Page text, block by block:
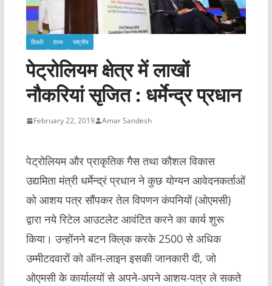
दिल्ली राज्य राष्ट्रीय
पेट्रोलियम क्षेत्र में लाखों
नौकरियां सृजित : धर्मेन्द्र प्रधान
February 22, 2019 Amar Sandesh
पेट्रोलियम और प्राकृतिक गैस तथा कौशल विकास
उद्यमिता मंत्री धर्मेन्द्रं प्रधान ने कुछ योग्यन आवेदनकर्ताओं
को आशय पत्र सौंपकर तेल विपणन कंपनियों (ओएमसी)
द्वारा नये रिटेल आउटलेट आवंटित करने का कार्य शुरू
किया। उन्होंनने बटन क्लि्क करके 2500 से अधिक
उम्मीटदवारों को ऑन-लाइन इसकी जानकारी दी, जो
ओएमसी के कार्यालयों से अपने-अपने आशय-पत्र ले सकते